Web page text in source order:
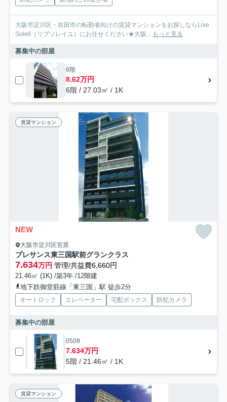
大阪市淀川区・吹田市の転勤者向けの賃貸マンションをお探しならLive
Soleil（リブソレイユ）にお任せください★大阪... もっと見る
募集中の部屋
6階
8.62万円
6階 / 27.03㎡ / 1K
賃貸マンション
NEW
大阪市淀川区宮原
プレサンス東三国駅前グランクラス
7.634万円 管理/共益費6,660円
21.46㎡ (1K) /築3年 /12階建
地下鉄御堂筋線「東三国」駅 徒歩2分
オートロック エレベーター 宅配ボックス 防犯カメラ
募集中の部屋
0509
7.634万円
5階 / 21.46㎡ / 1K
賃貸マンション